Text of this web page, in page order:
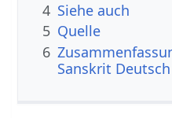
4 Siehe auch
5 Quelle
6
Sanskrit Deutsch